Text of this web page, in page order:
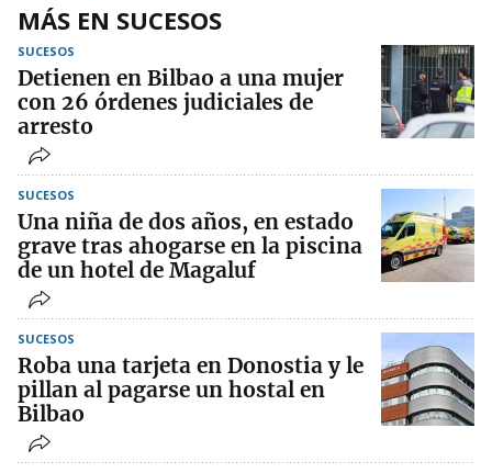
MÁS EN SUCESOS
SUCESOS
Detienen en Bilbao a una mujer
con 26 órdenes judiciales de
arresto
SUCESOS
Una niña de dos años, en estado
grave tras ahogarse en la piscina
de un hotel de Magaluf
SUCESOS
Roba una tarjeta en Donostia y le
pillan al pagarse un hostal en
Bilbao